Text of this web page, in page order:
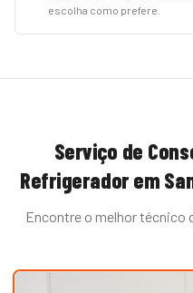
escolha como prefere.
Serviço de
Refrigeradorem
Encontre o melhor técnico